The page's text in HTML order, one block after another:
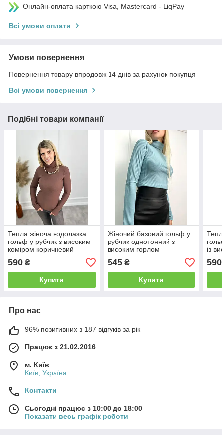
Онлайн-оплата карткою Visa, Mastercard - LiqPay
Всі умови оплати
Умови повернення
Повернення товару впродовж 14 днів за рахунок покупця
Всі умови повернення
Подібні товари компанії
Тепла жіноча водолазка
гольф у рубчик з високим
коміром коричневий
590 ₴
Купити
Жіночий базовий гольф у
рубчик однотонний з
високим горлом
545₴
Купити
із
590
Про нас
96% позитивних з 187 відгуків за рік
Працює з 21.02.2016
м. Київ
Київ, Україна
Контакти
Сьогодні працює з 10:00 до 18:00
Показати весь графік роботи